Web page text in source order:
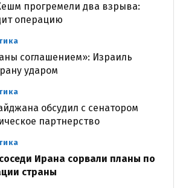
прогремели два взрыва:
операцию
соглашением»: Израиль
ударом
обсудил с сенатором
партнерство
Ирана сорвали планы по
страны